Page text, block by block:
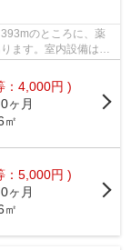
のところに、薬
ます。室内設備は浴
：4,000円 )
0ヶ月
㎡
：5,000円 )
0ヶ月
㎡